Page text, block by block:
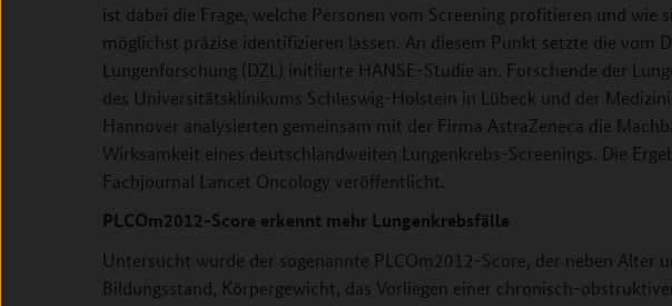
ist dabei die Frage, welche Personen vom Screening profitieren und wie
möglichst präzise identifizieren lassen. An diesem Punkt setzte die vom
Lungenforschung (DZL) initiierte HANSE-Studie an. Forschende der
des Universitätsklinikums Schleswig-Holstein in Lübeck und der
Hannover analysierten gemeinsam mit der Firma AstraZeneca die
Wirksamkeit eines deutschlandweiten Lungenkrebs-Screenings. Die
Fachjournal Lancet Oncology veröffentlicht.
PLCOm2012-Score erkennt mehr Lungenkrebsfälle
Untersucht wurde der sogenannte PLCOm2012-Score, der neben Alter
Bildungsstand, Körpergewicht, das Vorliegen einer chronisch-